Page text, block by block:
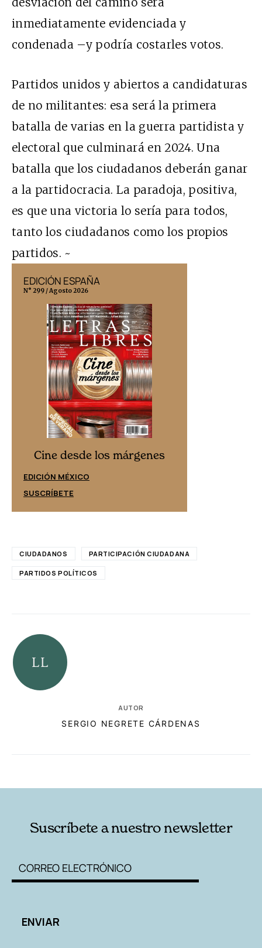
inmediatamente evidenciada y
condenada –y podría costarles votos.
Partidos unidos y abiertos a candidaturas
de no militantes: esa será la primera
batalla de varias en la guerra partidista y
electoral que culminará en 2024. Una
batalla que los ciudadanos deberán ganar
a la partidocracia. La paradoja, positiva,
es que una victoria lo sería para todos,
tanto los ciudadanos como los propios
partidos. ~
EDICIÓN ESPAÑA
N° 299 / Agosto 2026
Cine desde los márgenes
EDICIÓN MÉXICO
SUSCRÍBETE
CIUDADANOS PARTICIPACIÓN CIUDADANA
PARTIDOS POLÍTICOS
AUTOR
SERGIO NEGRETE CÁRDENAS
Suscríbete a nuestro newsletter